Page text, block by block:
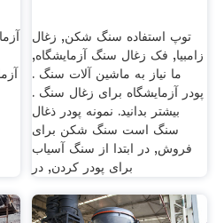
توپ استفاده سنگ شکن, زغال
زامبیا, فک زغال سنگ آزمایشگاه,
ما نیاز به ماشین آلات سنگ .
پودر آزمایشگاه برای زغال سنگ .
بیشتر بدانید. نمونه پودر ذغال
سنگ است سنگ شکن برای
فروش, در ابتدا از سنگ آسیاب
برای پودر کردن, در